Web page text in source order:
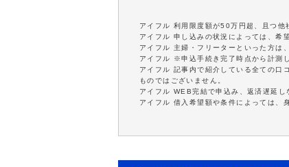
アイフル 利用限度額が50万円超、且つ
アイフル 申し込みの状況によっては、希
アイフル 主婦・フリーターといった方は
アイフル ※申込手続き完了時点から計測
アイフル 記事内で紹介している全ての口
ものではございません。
アイフル WEB完結で申込み、返済遅延し
アイフル 借入希望額や条件によっては、